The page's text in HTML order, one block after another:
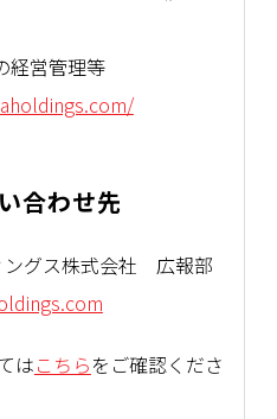
経営管理等
合わせ先
ングス株式会社 広報部
はこちらをご確認くださ